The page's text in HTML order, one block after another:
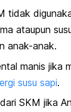
tidak
ataupun
anak-anak.
manis jika
susu sapi.
SKM jika